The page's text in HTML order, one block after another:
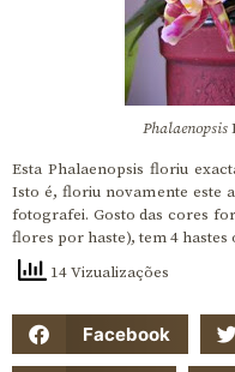
Phalaenopsis
Esta Phalaenopsis floriu
Isto é, floriu novamente este
fotografei. Gosto das cores
flores por haste), tem 4 hastes
14 Vizualizações
Facebook